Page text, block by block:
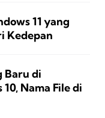
11 yang
Kedepan
Baru di
Nama File di